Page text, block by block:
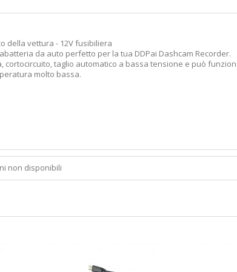
della vettura - 12V fusibiliera
da auto perfetto per la tua DDPai Dashcam Recorder.
taglio automatico a bassa tensione e può
molto bassa.
non disponibili